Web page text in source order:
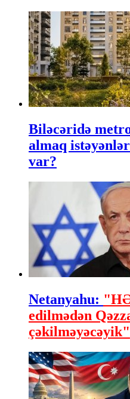
Biləcəridə
almaq
var?
Netanyahu:
edilmədən
çəkilməyəcəyik"